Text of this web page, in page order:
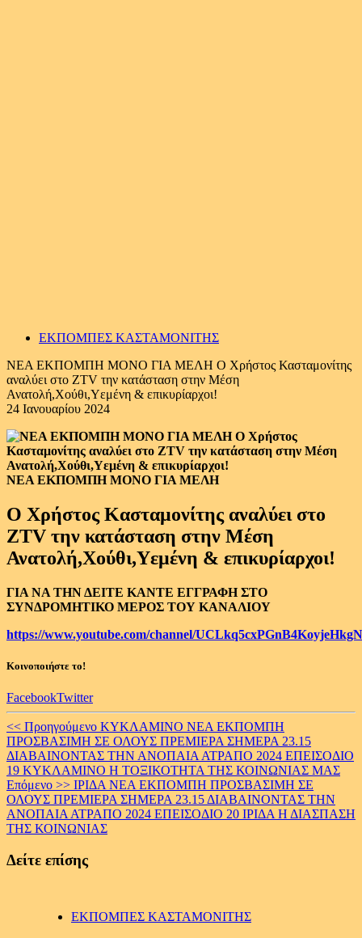
ΕΚΠΟΜΠΕΣ ΚΑΣΤΑΜΟΝΙΤΗΣ
ΝΕΑ ΕΚΠΟΜΠΗ ΜΟΝΟ ΓΙΑ ΜΕΛΗ Ο Χρήστος Κασταμονίτης
αναλύει στο ZTV την κατάσταση στην Μέση
Ανατολή,Χούθι,Υεμένη & επικυρίαρχοι!
24 Ιανουαρίου 2024
ΝΕΑ ΕΚΠΟΜΠΗ ΜΟΝΟ ΓΙΑ ΜΕΛΗ
Ο Χρήστος Κασταμονίτης αναλύει στο
ZTV την κατάσταση στην Μέση
Ανατολή,Χούθι,Υεμένη & επικυρίαρχοι!
ΓΙΑ ΝΑ ΤΗΝ ΔΕΙΤΕ ΚΑΝΤΕ ΕΓΓΡΑΦΗ ΣΤΟ
ΣΥΝΔΡΟΜΗΤΙΚΟ ΜΕΡΟΣ ΤΟΥ ΚΑΝΑΛΙΟΥ
https://www.youtube.com/channel/
Κοινοποιήστε το!
FacebookTwitter
Continue
Reading
<< Προηγούμενο ΚΥΚΛΑΜΙΝΟ ΝΕΑ ΕΚΠΟΜΠΗ
ΠΡΟΣΒΑΣΙΜΗ ΣΕ ΟΛΟΥΣ ΠΡΕΜΙΕΡΑ ΣΗΜΕΡΑ 23.15
ΔΙΑΒΑΙΝΟΝΤΑΣ ΤΗΝ ΑΝΟΠΑΙΑ ΑΤΡΑΠΟ 2024 ΕΠΕΙΣΟΔΙΟ
19 ΚΥΚΛΑΜΙΝΟ Η ΤΟΞΙΚΟΤΗΤΑ ΤΗΣ ΚΟΙΝΩΝΙΑΣ ΜΑΣ
Επόμενο >> ΙΡΙΔΑ ΝΕΑ ΕΚΠΟΜΠΗ ΠΡΟΣΒΑΣΙΜΗ ΣΕ
ΟΛΟΥΣ ΠΡΕΜΙΕΡΑ ΣΗΜΕΡΑ 23.15 ΔΙΑΒΑΙΝΟΝΤΑΣ ΤΗΝ
ΑΝΟΠΑΙΑ ΑΤΡΑΠΟ 2024 ΕΠΕΙΣΟΔΙΟ 20 ΙΡΙΔΑ Η ΔΙΑΣΠΑΣΗ
ΤΗΣ ΚΟΙΝΩΝΙΑΣ
Δείτε επίσης
ΕΚΠΟΜΠΕΣ ΚΑΣΤΑΜΟΝΙΤΗΣ